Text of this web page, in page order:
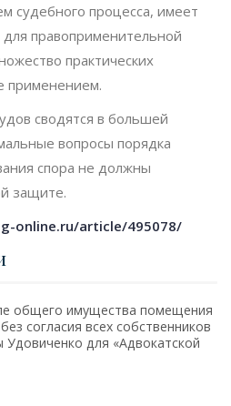
судебного процесса, имеет
правоприменительной
практических
применением.
сводятся в большей
вопросы порядка
спора не должны
защите.
online.ru/article/495078/
общего имущества помещения
согласия всех собственников
для «Адвокатской